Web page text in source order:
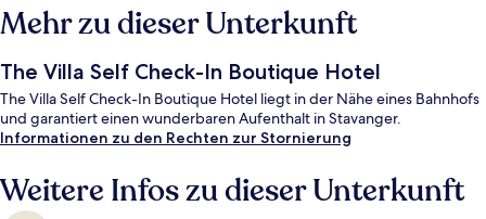
Mehr zu dieser Unterkunft
The Villa Self Check-In Boutique Hotel
The Villa Self Check-In Boutique Hotel liegt in der Nähe eines Bahnhofs
und garantiert einen wunderbaren Aufenthalt in Stavanger.
Informationen zu den Rechten zur Stornierung
Weitere Infos zu dieser Unterkunft